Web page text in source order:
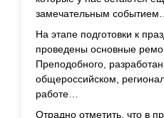
замечательным событием…
На этапе подготовки к
проведены основные
Преподобного,
общероссийском,
работе…
Отрадно отметить, что в